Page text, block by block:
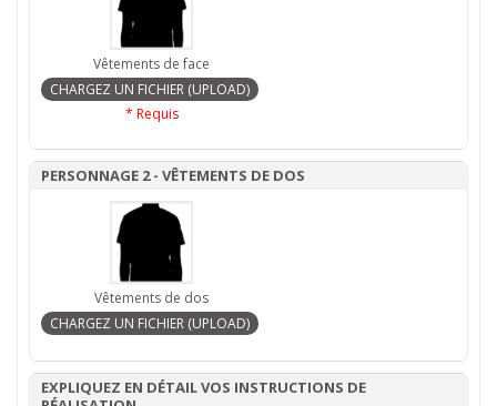
Vêtements de face
* Requis
PERSONNAGE 2 - VÊTEMENTS DE DOS
Vêtements de dos
EXPLIQUEZ EN DÉTAIL VOS INSTRUCTIONS DE